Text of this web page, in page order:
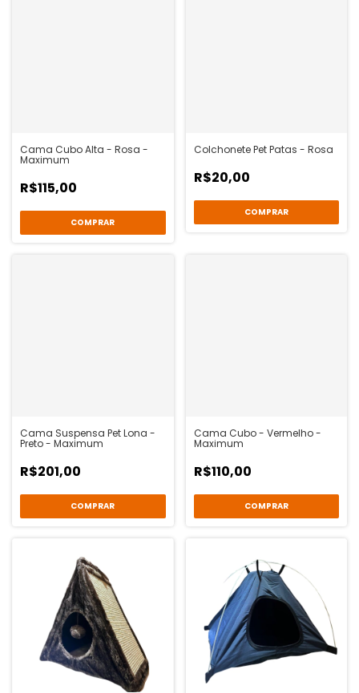
Cama Cubo Alta - Rosa -
Maximum
R$115,00
COMPRAR
Colchonete Pet Patas - Rosa
R$20,00
COMPRAR
Cama Suspensa Pet Lona -
Preto - Maximum
R$201,00
COMPRAR
Cama Cubo - Vermelho -
Maximum
R$110,00
COMPRAR